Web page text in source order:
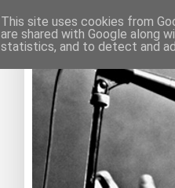
This site uses cookies from
are shared with Google along
statistics, and to detect and